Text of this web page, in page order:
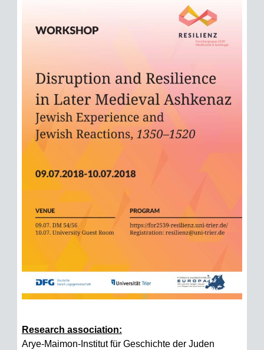
Research association:
Arye-Maimon-Institut für Geschichte der Juden